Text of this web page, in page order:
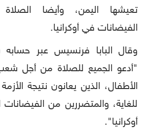
تعيشها اليمن، وأيضا
الفيضانات في أوكرانيا.
وقال البابا فرنسيس عبر حسابه
"أدعو الجميع للصلاة من أجل
الأطفال، الذين يعانون نتيجة
للغاية، والمتضررين من
أوكرانيا".